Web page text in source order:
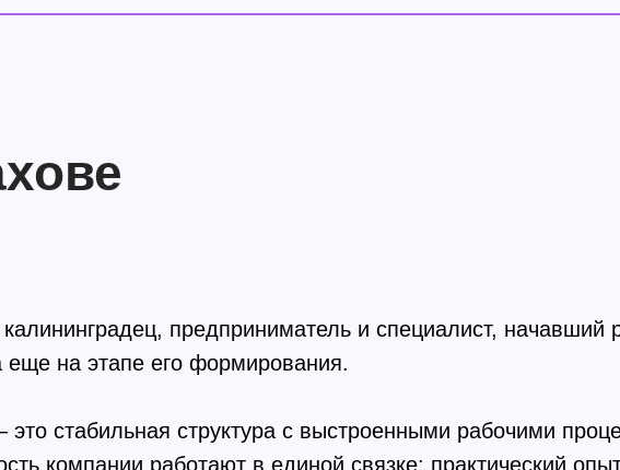
предприниматель и специалист, начавший
еще на этапе его формирования.
стабильная структура с выстроенными рабочими
компании работают в единой связке: практический